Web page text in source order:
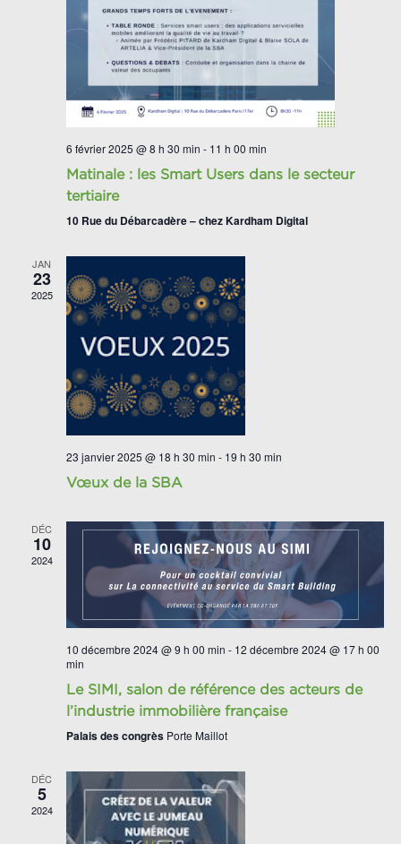
6 février 2025 @ 8 h 30 min - 11 h 00 min
Matinale : les Smart Users dans le secteur
tertiaire
10 Rue du Débarcadère – chez Kardham Digital
JAN
23
2025
23 janvier 2025 @ 18 h 30 min - 19 h 30 min
Vœux de la SBA
DÉC
10
2024
10 décembre 2024 @ 9 h 00 min - 12 décembre 2024 @ 17 h 00
min
Le SIMI, salon de référence des acteurs de
l’industrie immobilière française
Palais des congrès Porte Maillot
DÉC
5
2024